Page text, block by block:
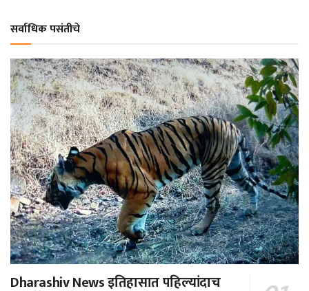
सर्वाधिक पसंतीचे
Dharashiv News इतिहासात पहिल्यांदाच